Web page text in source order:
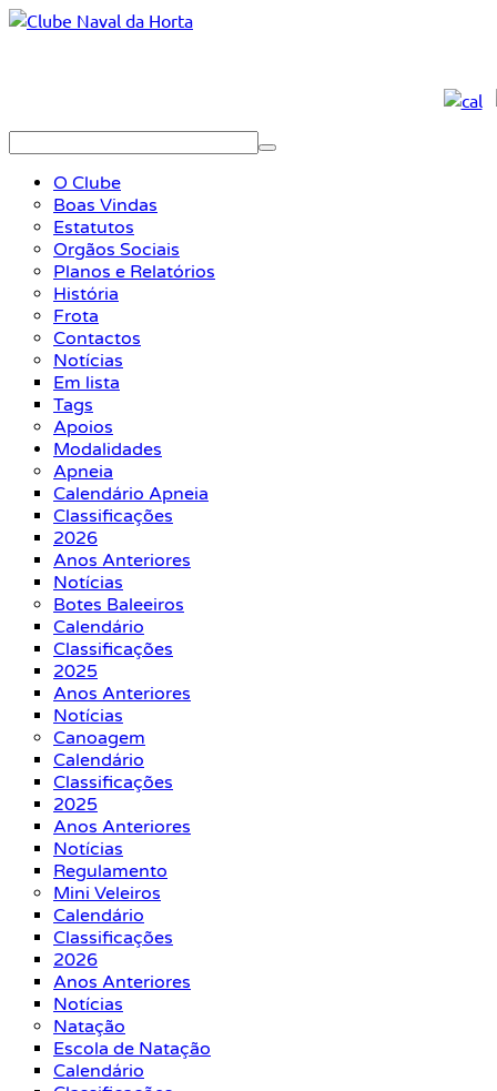
O Clube
Boas Vindas
Estatutos
Orgãos Sociais
Planos e Relatórios
História
Frota
Contactos
Notícias
Em lista
Tags
Apoios
Modalidades
Apneia
Calendário Apneia
Classificações
2026
Anos Anteriores
Notícias
Botes Baleeiros
Calendário
Classificações
2025
Anos Anteriores
Notícias
Canoagem
Calendário
Classificações
2025
Anos Anteriores
Notícias
Regulamento
Mini Veleiros
Calendário
Classificações
2026
Anos Anteriores
Notícias
Natação
Escola de Natação
Calendário